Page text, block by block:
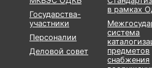
Государства-
участники
Персоналии
Деловой совет
в рамках
система
предметов
снабжения